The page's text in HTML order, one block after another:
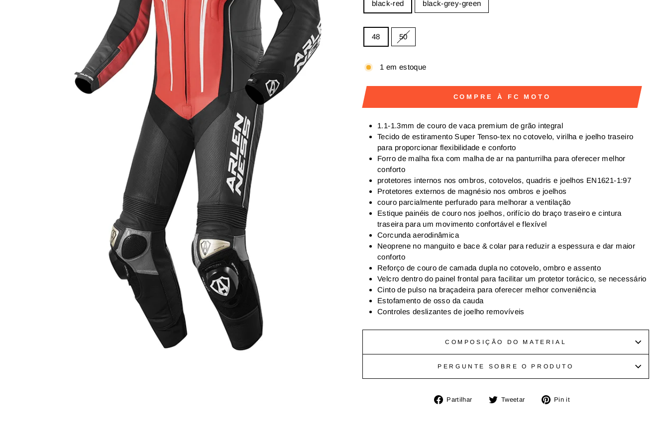
black-red black-grey-green
48 50
1 em estoque
COMPRE À FC MOTO
1.1-1.3mm de couro de vaca premium de grão integral
Tecido de estiramento Super Tenso-tex no cotovelo, virilha e joelho traseiro
para proporcionar flexibilidade e conforto
Forro de malha fixa com malha de ar na panturrilha para oferecer melhor
conforto
protetores internos nos ombros, cotovelos, quadris e joelhos EN1621-1:97
Protetores externos de magnésio nos ombros e joelhos
couro parcialmente perfurado para melhorar a ventilação
Estique painéis de couro nos joelhos, orifício do braço traseiro e cintura
traseira para um movimento confortável e flexível
Corcunda aerodinâmica
Neoprene no manguito e bace & colar para reduzir a espessura e dar maior
conforto
Reforço de couro de camada dupla no cotovelo, ombro e assento
Velcro dentro do painel frontal para facilitar um protetor torácico, se necessário
Cinto de pulso na braçadeira para oferecer melhor conveniência
Estofamento de osso da cauda
Controles deslizantes de joelho removíveis
COMPOSIÇÃO DO MATERIAL
PERGUNTE SOBRE O PRODUTO
Partilhar
PartilheTweetar
Tuíte
Pin it